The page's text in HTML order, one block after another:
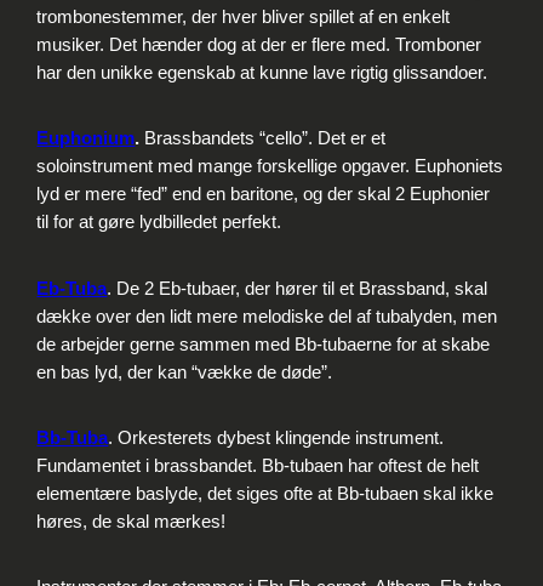
trombonestemmer, der hver bliver spillet af en enkelt
musiker. Det hænder dog at der er flere med. Tromboner
har den unikke egenskab at kunne lave rigtig glissandoer.
Euphonium. Brassbandets “cello”. Det er et
soloinstrument med mange forskellige opgaver. Euphoniets
lyd er mere “fed” end en baritone, og der skal 2 Euphonier
til for at gøre lydbilledet perfekt.
Eb-Tuba. De 2 Eb-tubaer, der hører til et Brassband, skal
dække over den lidt mere melodiske del af tubalyden, men
de arbejder gerne sammen med Bb-tubaerne for at skabe
en bas lyd, der kan “vække de døde”.
Bb-Tuba. Orkesterets dybest klingende instrument.
Fundamentet i brassbandet. Bb-tubaen har oftest de helt
elementære baslyde, det siges ofte at Bb-tubaen skal ikke
høres, de skal mærkes!